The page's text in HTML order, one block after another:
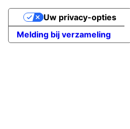
Melding bij verzameling
Uw privacy-opties